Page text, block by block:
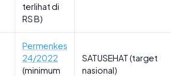
terlihat di
RS B)
Permenkes
24/2022
(minimum
SATUSEHAT (target
nasional)